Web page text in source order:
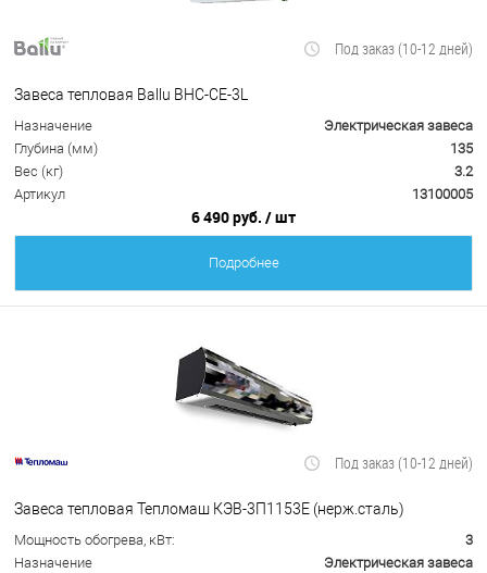
Под заказ (10-12 дней)
Завеса тепловая Ballu BHC-CE-3L
Назначение
Электрическая завеса
Глубина (мм)
135
Вес (кг)
3.2
Артикул
13100005
6 490 руб. / шт
Подробнее
Под заказ (10-12 дней)
Завеса тепловая Тепломаш КЭВ-3П1153Е (нерж.сталь)
Мощность обогрева, кВт:
3
Назначение
Электрическая завеса